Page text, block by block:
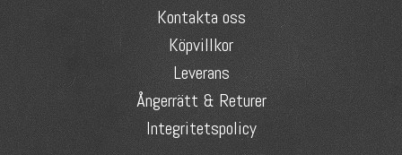
Kontakta oss
Köpvillkor
Leverans
Ångerrätt & Returer
Integritetspolicy